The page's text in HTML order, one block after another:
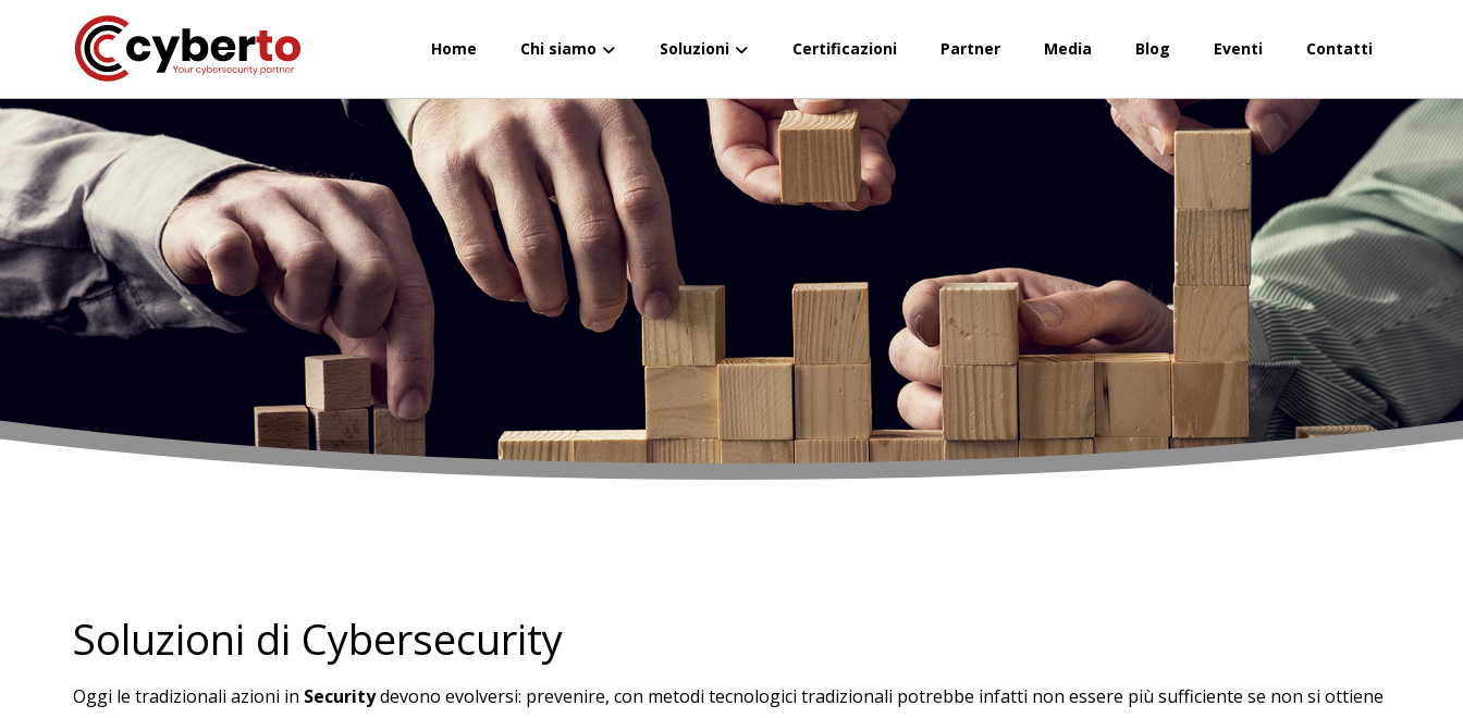
Home Chi siamo Soluzioni Certificazioni Partner Media Blog Eventi Contatti
Soluzioni Soluzioni
Soluzioni di Cybersecurity
Oggi le tradizionali azioni in Securitydevono evolversi: prevenire, con metodi tecnologici tradizionali potrebbe infatti non essere più sufficiente se non si ottiene